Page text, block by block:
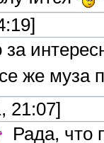
же муза
21:07]
Рада, что